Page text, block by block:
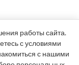
работы сайта.
с условиями
с нашими